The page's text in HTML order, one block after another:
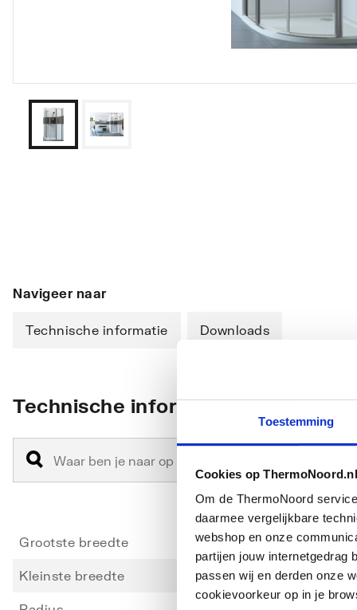
Toestemming
Cookies op ThermoNoord.nl
Om de ThermoNoord
daarmee vergelijkbare
webshop en onze
partijen jouw internetgedrag
passen wij en derden onze
cookievoorkeur op in je
Navigeer naar
Technische informatie Downloads
Technische informatie
Grootste breedte 900
Kleinste breedte 855